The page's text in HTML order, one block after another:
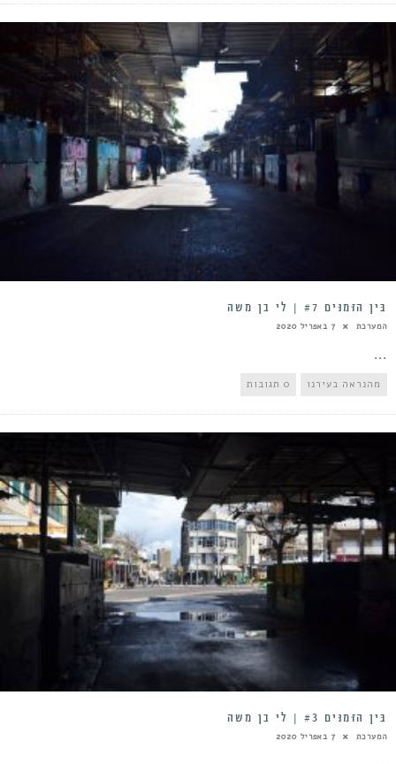
בֵּין הַזְּמַנִּים #7 | לי בן משה
המערכת 7 באפריל 2020
...
מהנראה בעירנו 0 תגובות
בֵּין הַזְּמַנִּים #3 | לי בן משה
המערכת 7 באפריל 2020